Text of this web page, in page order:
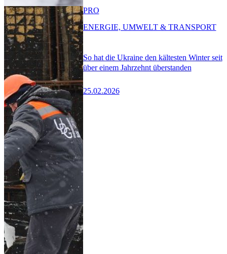
So hat die Ukraine den kältesten Winter seit
über einem Jahrzehnt überstanden
25.02.2026
PRO
ENERGIE, UMWELT & TRANSPORT